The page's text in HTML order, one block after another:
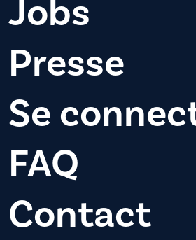
Jobs
Presse
Se
FAQ
Contact